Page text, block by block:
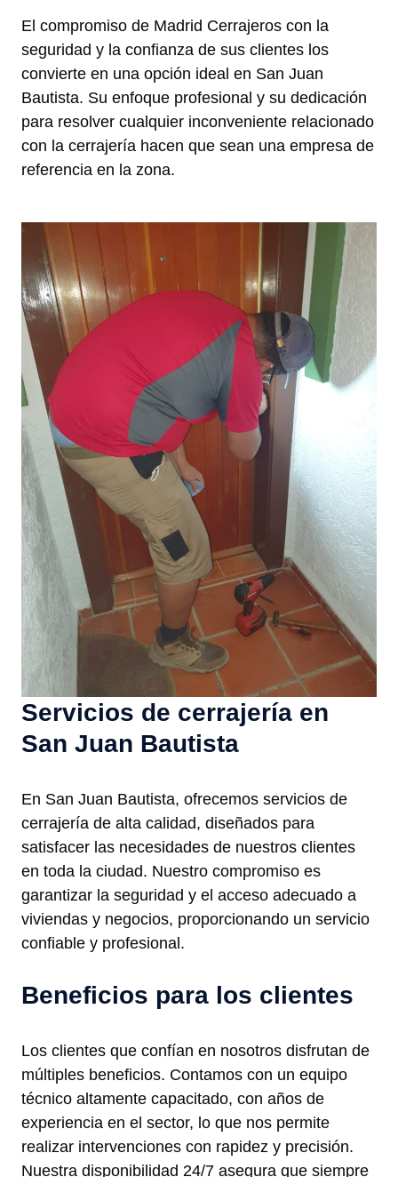
El compromiso de Madrid Cerrajeros con la
seguridad y la confianza de sus clientes los
convierte en una opción ideal en San Juan
Bautista. Su enfoque profesional y su dedicación
para resolver cualquier inconveniente relacionado
con la cerrajería hacen que sean una empresa de
referencia en la zona.
Servicios de cerrajería en
San Juan Bautista
En San Juan Bautista, ofrecemos servicios de
cerrajería de alta calidad, diseñados para
satisfacer las necesidades de nuestros clientes
en toda la ciudad. Nuestro compromiso es
garantizar la seguridad y el acceso adecuado a
viviendas y negocios, proporcionando un servicio
confiable y profesional.
Beneficios para los clientes
Los clientes que confían en nosotros disfrutan de
múltiples beneficios. Contamos con un equipo
técnico altamente capacitado, con años de
experiencia en el sector, lo que nos permite
realizar intervenciones con rapidez y precisión.
Nuestra disponibilidad 24/7 asegura que siempre